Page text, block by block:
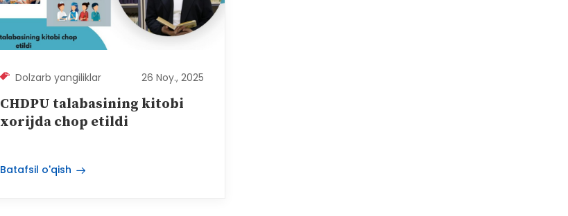
Dolzarb yangiliklar 26 Noy., 2025
CHDPU talabasining kitobi
xorijda chop etildi
Batafsil o'qish